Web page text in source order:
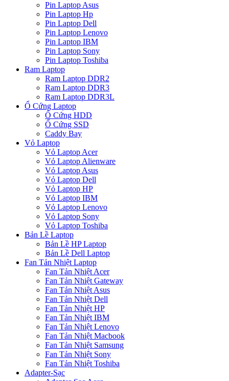
Pin Laptop Asus
Pin Laptop Hp
Pin Laptop Dell
Pin Laptop Lenovo
Pin Laptop IBM
Pin Laptop Sony
Pin Laptop Toshiba
Ram Laptop
Ram Laptop DDR2
Ram Laptop DDR3
Ram Laptop DDR3L
Ổ Cứng Laptop
Ổ Cứng HDD
Ổ Cứng SSD
Caddy Bay
Vỏ Laptop
Vỏ Laptop Acer
Vỏ Laptop Alienware
Vỏ Laptop Asus
Vỏ Laptop Dell
Vỏ Laptop HP
Vỏ Laptop IBM
Vỏ Laptop Lenovo
Vỏ Laptop Sony
Vỏ Laptop Toshiba
Bản Lề Laptop
Bản Lề HP Laptop
Bản Lề Dell Laptop
Fan Tản Nhiệt Laptop
Fan Tản Nhiệt Acer
Fan Tản Nhiệt Gateway
Fan Tản Nhiệt Asus
Fan Tản Nhiệt Dell
Fan Tản Nhiệt HP
Fan Tản Nhiệt IBM
Fan Tản Nhiệt Lenovo
Fan Tản Nhiệt Macbook
Fan Tản Nhiệt Samsung
Fan Tản Nhiệt Sony
Fan Tản Nhiệt Toshiba
Adapter-Sạc